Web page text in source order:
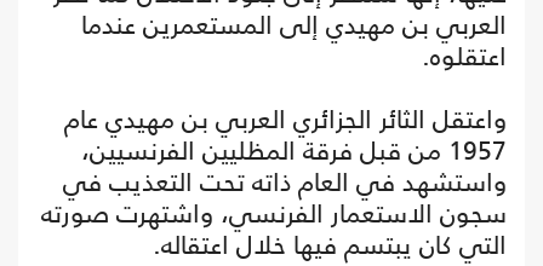
العربي بن مهيدي إلى المستعمرين عندما
اعتقلوه.
واعتقل الثائر الجزائري العربي بن مهيدي عام
1957 من قبل فرقة المظليين الفرنسيين،
واستشهد في العام ذاته تحت التعذيب في
سجون الاستعمار الفرنسي، واشتهرت صورته
التي كان يبتسم فيها خلال اعتقاله.